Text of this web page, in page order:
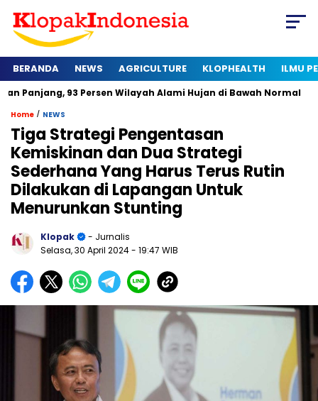
BERANDA NEWS AGRICULTURE KLOPHEALTH ILMU
Persen Wilayah Alami Hujan di Bawah Normal Kapan
Home / NEWS
Tiga Strategi Pengentasan
Kemiskinan dan Dua Strategi
Sederhana Yang Harus Terus Rutin
Dilakukan di Lapangan Untuk
Menurunkan Stunting
Klopak
- Jurnalis
Selasa, 30 April 2024- 19:47 WIB